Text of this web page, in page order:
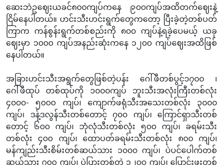
ဆေးဘဲဥဈေးယခင်၈‌၀၀ကျပ်ကနေ ၉၀၀ကျပ်အထိတက်ဈေးနဲ့
ငြိမ်နေပါတယ်။ ဟင်းသီးဟင်းရွက်တွေကတော့ ပြီးခဲ့တဲ့တစ်ပတ်
ကြာက ကန်စွန်းရွက်တစ်စည်းကို ၈၀၀ ကျပ်နဲ့ရခဲ့ပေမယ့် ယခု
ဈေးမှာ ၁၀၀၀ ကျပ်အနည်းဆုံးကနေ ၁၂၀၀ ကျပ်ဈေးအထိဖြစ်
နေပါတယ်။
အခြားဟင်းသီးအရွက်တွေဖြစ်တဲ့ပန်း ဂေါ်ဖီတစ်ပွင့်၁၇၀၀ ၊‌
ဂေါ်ဖီထုပ် တစ်ထုပ်ကို ၁၀၀၀ကျပ် ဘူးသီးအလုံးကြီးတစ်လုံး
၄၀၀၀- ၅၀၀၀ ကျပ်၊ ကျောက်ဖရုံသီးအသေးတစ်လုံး ၃၀၀၀
ကျပ်၊ ဒန့်ဒလွန်သီးတစ်တောင့် ၇၀၀ ကျပ်၊ ကြောင်ရှာသီးတစ်
တောင့် ၆၀၀ ကျပ်၊ ဘုံလုံသီးတစ်လုံး ၅၀၀ ကျပ်၊ ခရမ်းသီး
တစ်လုံး ၄၀၀ ကျပ်၊ ထောပတ်ခရမ်းသီးတစ်လုံး ၈၀၀ ကျပ်၊
မန်ကျည်းသီးစိမ်းတစ်ဆယ်သား ၁၀၀၀ ကျပ်၊ ပဲပင်ပေါက်တစ်
ဆယ်သား ၇၀၀ ကျပ်၊ ပဲပြားတစ်တွဲ ၁၂၀၀ ကျပ်၊ ပြောင်းဖူးတစ်